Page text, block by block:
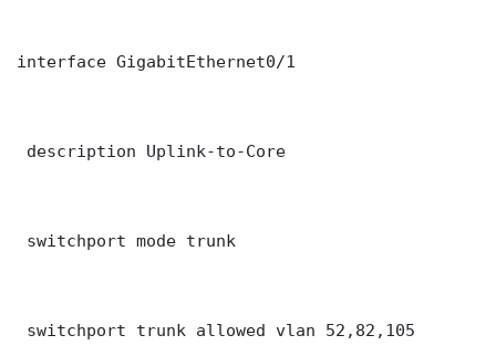
interface GigabitEthernet0/1
description Uplink-to-Core
switchport mode trunk
switchport trunk allowed vlan 52,82,105